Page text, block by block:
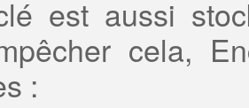
est aussi
cela,
: